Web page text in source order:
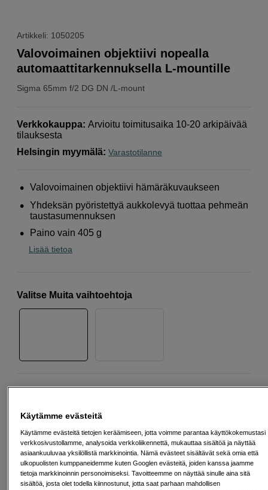
Artikkeli: 1050205
Sigma 65mm f/2 DG DN /L-mount
Valovoimainen objektiivi nopealla
automaattitarkennuksella L-mountille
Verkkokauppa: Arvioitu toimitusaika 10-20 arkipäivää
tilauksesta
Helsingin myymälä: Varastotilanne
Valovoimainen objektiivi hämäräkuvaukseen
Yhdeksän pyöristettyä aukkolevyä tuottaa pehmeän
taustasumennuksen
Paino vain 405 g
Lisää tietoa
Valitse Muita vaihtoehtoja
Määrä
Maksa Svea-erämaksulla
Käytämme evästeitä
Käytämme evästeitä tietojen keräämiseen, jotta voimme parantaa käyttökokemustasi
verkkosivustollamme, analysoida verkkoliikennettä, mukauttaa sisältöä ja näyttää
asiaankuuluvaa yksilöllistä markkinointia. Nämä evästeet sisältävät sekä omia että
ulkopuolisten kumppaneidemme kuten Googlen evästeitä, joiden kanssa jaamme
tietoja markkinoinnin personoimiseksi. Tavoitteemme on näyttää sinulle aina sitä
sisältöä, josta olet todella kiinnostunut, jotta saat parhaan mahdollisen